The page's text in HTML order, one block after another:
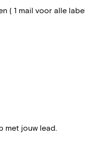
( 1 mail voor alle
met jouw lead.